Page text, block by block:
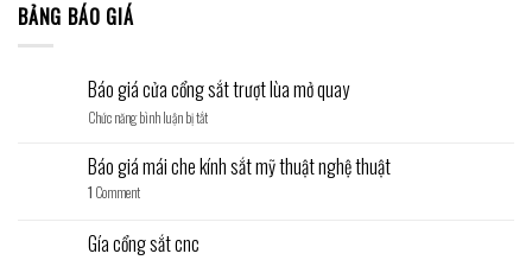
BẢNG BÁO GIÁ
Báo giá cửa cổng sắt trượt lùa mở quay
Chức năng bình luận bị tắtở
giá
cửa
Báo giá mái che kính sắt mỹ thuật nghệ thuật
1 Comment
Gía cổng sắt cnc